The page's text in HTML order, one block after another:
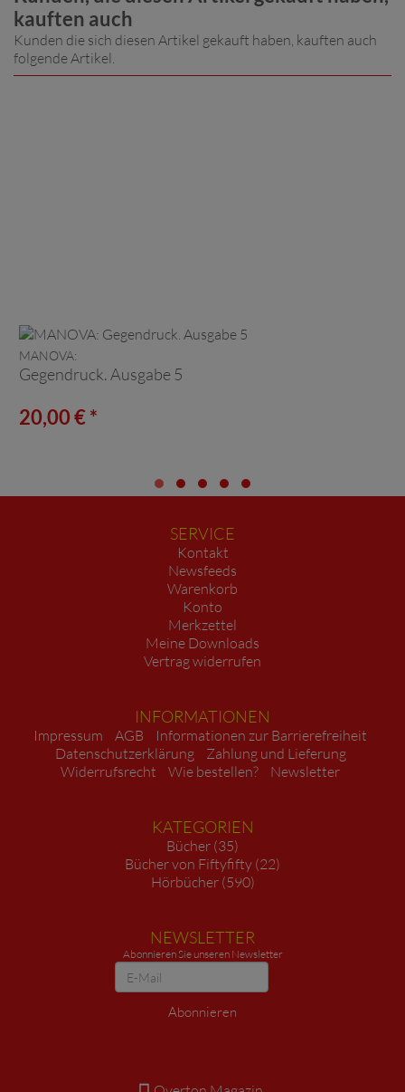
kauften auch
Kunden die sich diesen Artikel gekauft haben, kauften auch
folgende Artikel.
MANOVA:
Gegendruck. Ausgabe 5
20,00 € *
SERVICE
Kontakt
Newsfeeds
Warenkorb
Konto
Merkzettel
Meine Downloads
Vertrag widerrufen
INFORMATIONEN
Impressum AGB
Informationen zur Barrierefreiheit
Datenschutzerklärung
Zahlung und Lieferung
Widerrufsrecht
Wie bestellen? Newsletter
KATEGORIEN
Bücher (35)
Bücher von Fiftyfifty (22)
Hörbücher (590)
NEWSLETTER
Abonnieren Sie unseren Newsletter
Newsletter
Abonnieren